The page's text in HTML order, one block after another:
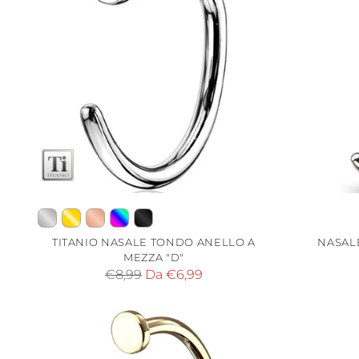
TITANIO NASALE TONDO ANELLO A
MEZZA "D"
Prezzo
listino
€8,99 Da €6,99